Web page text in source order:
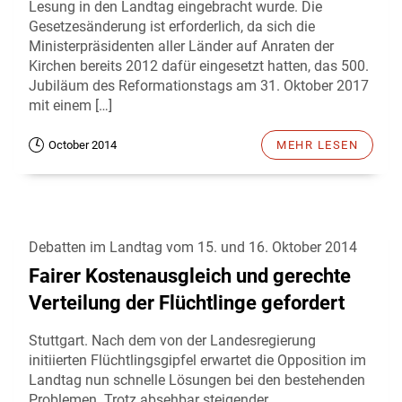
Lesung in den Landtag eingebracht wurde. Die
Gesetzesänderung ist erforderlich, da sich die
Ministerpräsidenten aller Länder auf Anraten der
Kirchen bereits 2012 dafür eingesetzt hatten, das 500.
Jubiläum des Reformationstags am 31. Oktober 2017
mit einem […]
October 2014 MEHR LESEN
Debatten im Landtag vom 15. und 16. Oktober 2014
Fairer Kostenausgleich und gerechte
Verteilung der Flüchtlinge gefordert
Stuttgart. Nach dem von der Landesregierung
initiierten Flüchtlingsgipfel erwartet die Opposition im
Landtag nun schnelle Lösungen bei den bestehenden